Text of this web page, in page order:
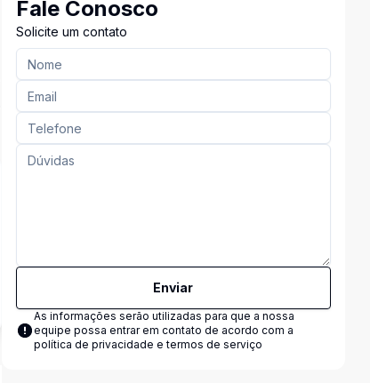
Fale Conosco
Solicite um contato
Enviar
As informações serão utilizadas para que a nossa
equipe possa entrar em contato de acordo com a
política de privacidade e termos de serviço